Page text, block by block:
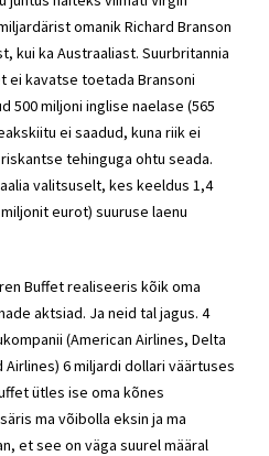
omanik Richard Branson
kui ka Austraaliast. Suurbritannia
ei kavatse toetada Bransoni
500 miljoni inglise naelase (565
ei saadud, kuna riik ei
tehinguga ohtu seada.
valitsuselt, kes keeldus 1,4
eurot) suuruse laenu
Buffet realiseeris kõik oma
aktsiad. Ja neid tal jagus. 4
(American Airlines, Delta
6 miljardi dollari väärtuses
ütles ise oma kõnes
ma võibolla eksin ja ma
et see on väga suurel määral